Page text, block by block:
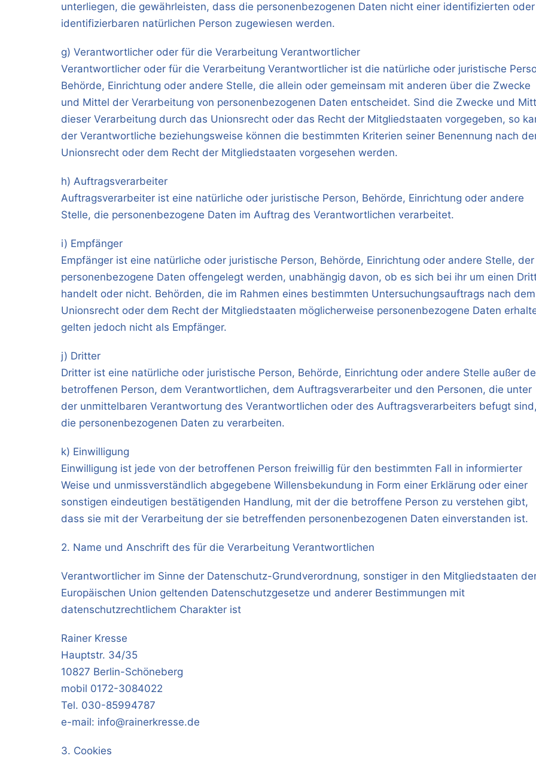
unterliegen, die gewährleisten, dass die personenbezogenen Daten nicht einer identifizierten oder
identifizierbaren natürlichen Person zugewiesen werden.
g) Verantwortlicher oder für die Verarbeitung Verantwortlicher
Verantwortlicher oder für die Verarbeitung Verantwortlicher ist die natürliche oder juristische
Behörde, Einrichtung oder andere Stelle, die allein oder gemeinsam mit anderen über die Zwecke
und Mittel der Verarbeitung von personenbezogenen Daten entscheidet. Sind die Zwecke und
dieser Verarbeitung durch das Unionsrecht oder das Recht der Mitgliedstaaten vorgegeben, so
der Verantwortliche beziehungsweise können die bestimmten Kriterien seiner Benennung nach
Unionsrecht oder dem Recht der Mitgliedstaaten vorgesehen werden.
h) Auftragsverarbeiter
Auftragsverarbeiter ist eine natürliche oder juristische Person, Behörde, Einrichtung oder andere
Stelle, die personenbezogene Daten im Auftrag des Verantwortlichen verarbeitet.
i) Empfänger
Empfänger ist eine natürliche oder juristische Person, Behörde, Einrichtung oder andere Stelle, der
personenbezogene Daten offengelegt werden, unabhängig davon, ob es sich bei ihr um einen
handelt oder nicht. Behörden, die im Rahmen eines bestimmten Untersuchungsauftrags nach dem
Unionsrecht oder dem Recht der Mitgliedstaaten möglicherweise personenbezogene Daten
gelten jedoch nicht als Empfänger.
j) Dritter
Dritter ist eine natürliche oder juristische Person, Behörde, Einrichtung oder andere Stelle außer
betroffenen Person, dem Verantwortlichen, dem Auftragsverarbeiter und den Personen, die unter
der unmittelbaren Verantwortung des Verantwortlichen oder des Auftragsverarbeiters befugt
die personenbezogenen Daten zu verarbeiten.
k) Einwilligung
Einwilligung ist jede von der betroffenen Person freiwillig für den bestimmten Fall in informierter
Weise und unmissverständlich abgegebene Willensbekundung in Form einer Erklärung oder einer
sonstigen eindeutigen bestätigenden Handlung, mit der die betroffene Person zu verstehen gibt,
dass sie mit der Verarbeitung der sie betreffenden personenbezogenen Daten einverstanden ist.
2. Name und Anschrift des für die Verarbeitung Verantwortlichen
Verantwortlicher im Sinne der Datenschutz-Grundverordnung, sonstiger in den Mitgliedstaaten
Europäischen Union geltenden Datenschutzgesetze und anderer Bestimmungen mit
datenschutzrechtlichem Charakter ist
Rainer Kresse
Hauptstr. 34/35
10827 Berlin-Schöneberg
mobil 0172-3084022
Tel. 030-85994787
e-mail: info@rainerkresse.de
3. Cookies